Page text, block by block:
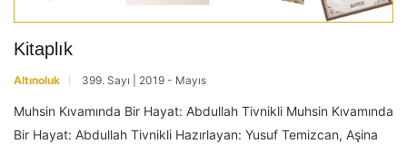
Kitaplık
Altınoluk 399. Sayı | 2019 - Mayıs
Muhsin Kıvamında Bir Hayat: Abdullah Tivnikli Muhsin Kıvamında
Bir Hayat: Abdullah Tivnikli Hazırlayan: Yusuf Temizcan, Aşina